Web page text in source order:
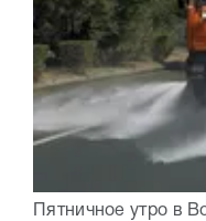
Пятничное утро в